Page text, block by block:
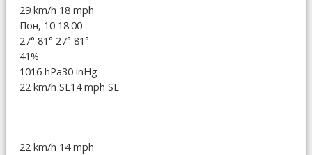
29 km/h 18 mph
Пон, 10 18:00
27° 81° 27° 81°
41%
1016 hPa30 inHg
22 km/h SE14 mph SE
22 km/h 14 mph